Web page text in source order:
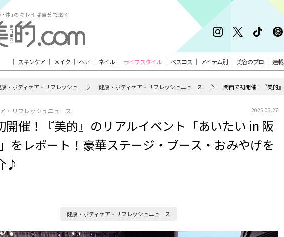
スキンケア メイク ヘア ネイル ライフスタイル ベスコス アイテム別 美容のプロ 連載
康・ボディケア・リフレッシュ 健康・ボディケア・リフレッシュニュース
・リフレッシュニュース 2025.03.27
開催！『美的』のリアルイベント「あいたい in 阪
をレポート！豪華ステージ・ブース・おみやげを
♪
健康・ボディケア・リフレッシュニュース